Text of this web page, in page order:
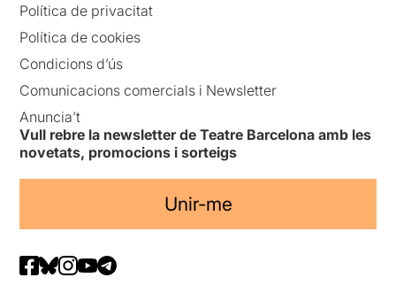
Política de privacitat
Política de cookies
Condicions d’ús
Comunicacions comercials i Newsletter
Anuncia’t
Vull rebre la newsletter de Teatre Barcelona amb les
novetats, promocions i sorteigs
Unir-me